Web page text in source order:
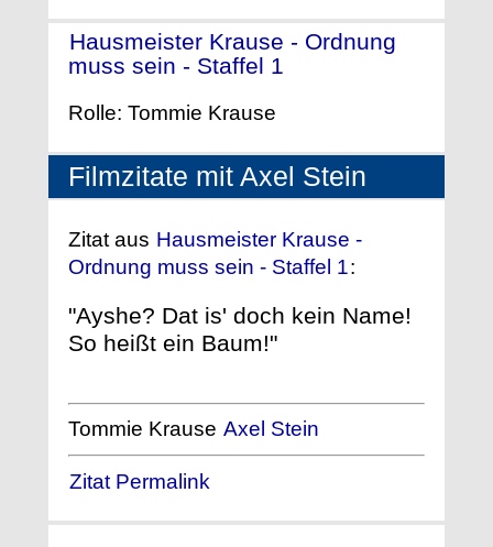
Hausmeister Krause - Ordnung
muss sein - Staffel 1
Rolle: Tommie Krause
Filmzitate mit Axel Stein
Zitat aus Hausmeister Krause -
Ordnung muss sein - Staffel 1:
"Ayshe? Dat is' doch kein Name!
So heißt ein Baum!"
Tommie Krause Axel Stein
Zitat Permalink